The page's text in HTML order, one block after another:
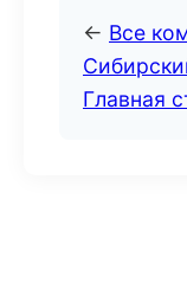
← Все
Главная